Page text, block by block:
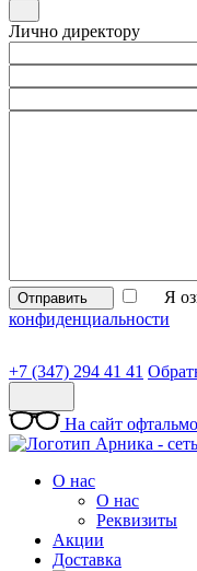
Лично директору
Отправить Я
конфиденциальности
+7 (347) 294 41 41
На сайт
О нас
О нас
Реквизиты
Акции
Доставка